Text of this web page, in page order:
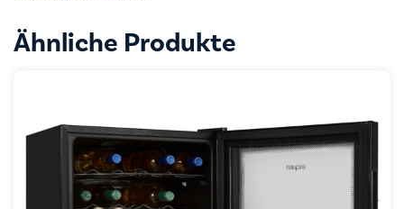
Ähnliche Produkte